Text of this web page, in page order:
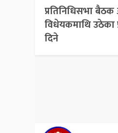
प्रतिनिधिसभा
विधेयकमाथि उठेका
दिने